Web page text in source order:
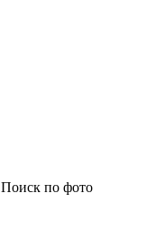
Поиск по фото